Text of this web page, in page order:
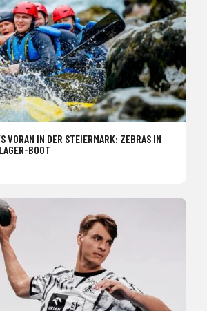
VORAN IN DER STEIERMARK: ZEBRAS IN
BOOT